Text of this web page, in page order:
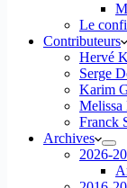
Le
Contributeurs
Hervé
Serge
Karim
Melissa
Franck
Archives
2026-